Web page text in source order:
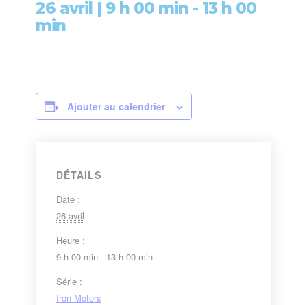
26 avril | 9 h 00 min - 13 h 00
min
Ajouter au calendrier
DÉTAILS
Date :
26 avril
Heure :
9 h 00 min - 13 h 00 min
Série :
Iron Motors